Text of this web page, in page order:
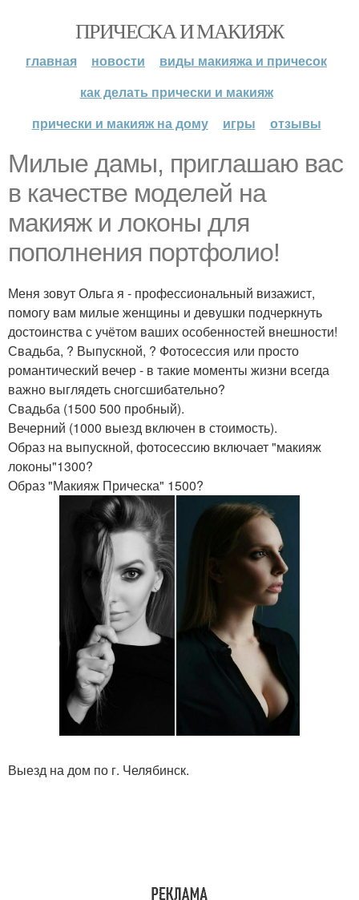
ПРИЧЕСКА И МАКИЯЖ
главная новости
виды макияжа и причесок
как делать прически и макияж
прически и макияж на дому
игры отзывы
Милые дамы, приглашаю вас
в качестве моделей на
макияж и локоны для
пополнения портфолио!
Меня зовут Ольга я - профессиональный визажист,
помогу вам милые женщины и девушки подчеркнуть
достоинства с учётом ваших особенностей внешности!
Свадьба, ? Выпускной, ? Фотосессия или просто
романтический вечер - в такие моменты жизни всегда
важно выглядеть сногсшибательно?
Свадьба (1500 500 пробный).
Вечерний (1000 выезд включен в стоимость).
Образ на выпускной, фотосессию включает "макияж
локоны"1300?
Образ "Макияж Прическа" 1500?
Выезд на дом по г. Челябинск.